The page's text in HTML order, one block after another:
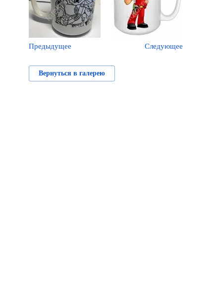
Предыдущее Следующее
Вернуться в галерею